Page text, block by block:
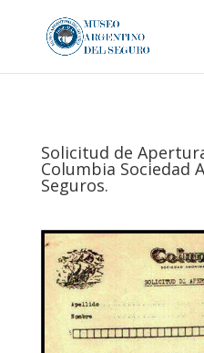
Solicitud de
Columbia Sociedad
Seguros.